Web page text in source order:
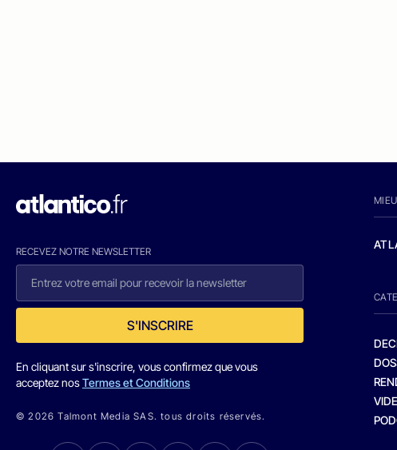
RECEVEZ NOTRE NEWSLETTER
S'INSCRIRE
En cliquant sur s'inscrire, vous confirmez que vous
acceptez nosTermes et Conditions
© 2026 Talmont Media SAS. tous droits réservés.